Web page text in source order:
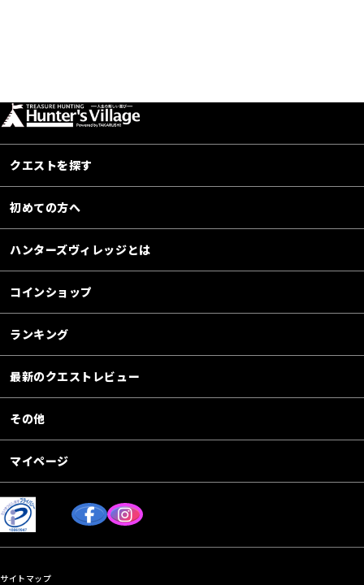
クエストを探す
初めての方へ
ハンターズヴィレッジとは
コインショップ
ランキング
最新のクエストレビュー
その他
マイページ
サイトマップ